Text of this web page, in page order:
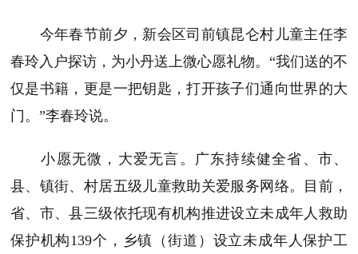
今年春节前夕，新会区司前镇昆仑村儿童主任李
春玲入户探访，为小丹送上微心愿礼物。“我们送的不
仅是书籍，更是一把钥匙，打开孩子们通向世界的大
门。”李春玲说。
小愿无微，大爱无言。广东持续健全省、市、
县、镇街、村居五级儿童救助关爱服务网络。目前，
省、市、县三级依托现有机构推进设立未成年人救助
保护机构139个，乡镇（街道）设立未成年人保护工